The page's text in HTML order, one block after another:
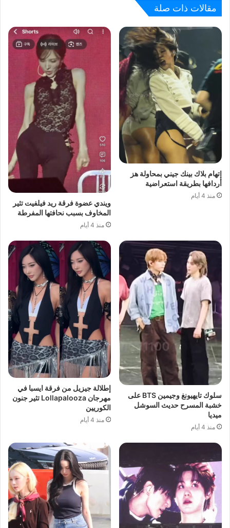
مقالات ذات صلة
إتهام بلاك بينك جيني بمحاولة هز
أردافها بطريقة استعراضية
منذ 4 أيام
ويندي عضوة فرقة ريد فيلفيت تثير
المخاوف بسبب نحافتها المفرطة
منذ 4 أيام
سلوك تايهيونغ وجيمين BTS على
خشبة المسرح حديث السوشل
ميديا
منذ 4 أيام
إطلالة جيزيل من فرقة ايسبا في
مهرجان Lollapalooza تثير جنون
الكوريين
منذ 4 أيام